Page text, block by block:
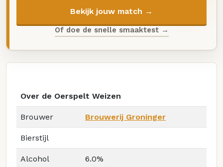
Bekijk jouw match →
Of doe de snelle smaaktest →
Over de Oerspelt Weizen
Brouwer Brouwerij Groninger
Bierstijl
Alcohol 6.0%